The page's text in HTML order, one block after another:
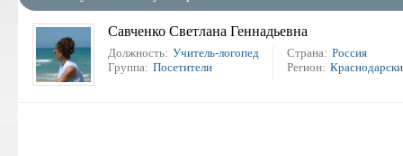
Савченко Светлана Геннадьевна
Должность: Учитель-логопед
Группа: Посетители
Страна: Россия
Регион: